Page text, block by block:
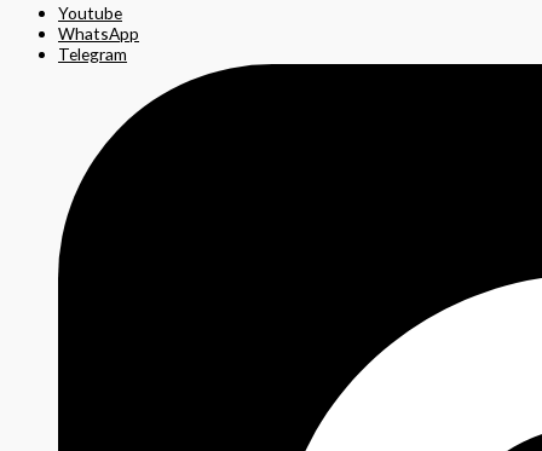
Youtube
WhatsApp
Telegram